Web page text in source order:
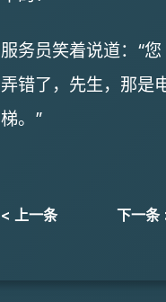
服务员笑着说道：“您
弄错了，先生，那是
梯。”
< 上一条 下一条